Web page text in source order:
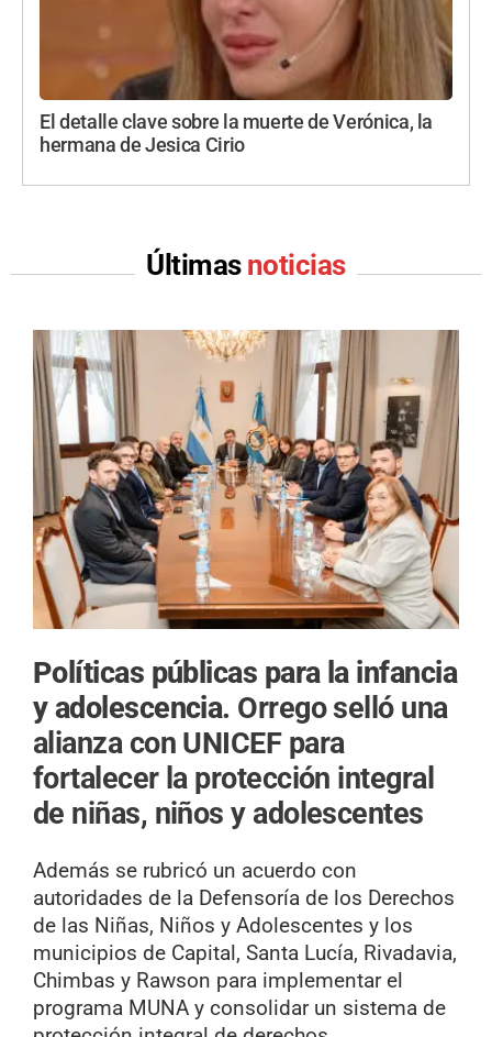
El detalle clave sobre la muerte de Verónica, la
hermana de Jesica Cirio
Últimas noticias
Políticas públicas para la infancia
y adolescencia. Orrego selló una
alianza con UNICEF para
fortalecer la protección integral
de niñas, niños y adolescentes
Además se rubricó un acuerdo con
autoridades de la Defensoría de los Derechos
de las Niñas, Niños y Adolescentes y los
municipios de Capital, Santa Lucía, Rivadavia,
Chimbas y Rawson para implementar el
programa MUNA y consolidar un sistema de